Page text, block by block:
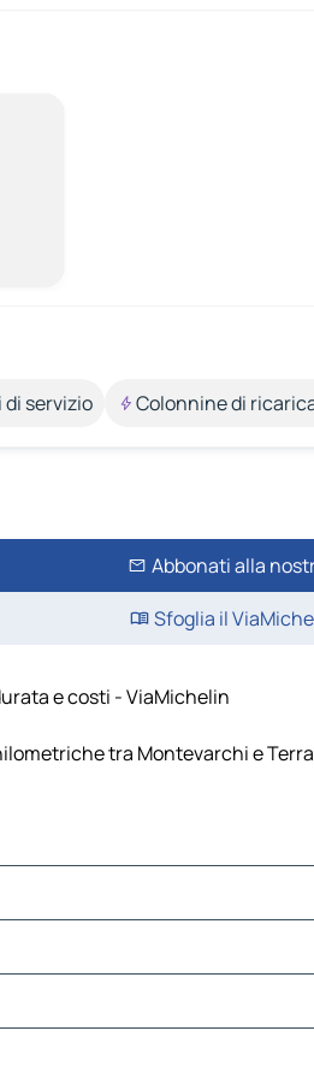
servizio Colonnine di
Abbonati alla
Sfoglia il
e costi - ViaMichelin
tra Montevarchi e